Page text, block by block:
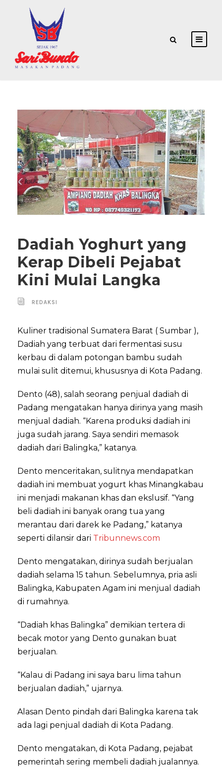
Dadiah Yoghurt yang
Kerap Dibeli Pejabat
Kini Mulai Langka
REDAKSI
Kuliner tradisional Sumatera Barat ( Sumbar ),
Dadiah yang terbuat dari fermentasi susu
kerbau di dalam potongan bambu sudah
mulai sulit ditemui, khususnya di Kota Padang.
Dento (48), salah seorang penjual dadiah di
Padang mengatakan hanya dirinya yang masih
menjual dadiah. “Karena produksi dadiah ini
juga sudah jarang. Saya sendiri memasok
dadiah dari Balingka,” katanya.
Dento menceritakan, sulitnya mendapatkan
dadiah ini membuat yogurt khas Minangkabau
ini menjadi makanan khas dan ekslusif. “Yang
beli dadiah ini banyak orang tua yang
merantau dari darek ke Padang,” katanya
seperti dilansir dari Tribunnews.com
Dento mengatakan, dirinya sudah berjualan
dadiah selama 15 tahun. Sebelumnya, pria asli
Balingka, Kabupaten Agam ini menjual dadiah
di rumahnya.
“Dadiah khas Balingka” demikian tertera di
becak motor yang Dento gunakan buat
berjualan.
“Kalau di Padang ini saya baru lima tahun
berjualan dadiah,” ujarnya.
Alasan Dento pindah dari Balingka karena tak
ada lagi penjual dadiah di Kota Padang.
Dento mengatakan, di Kota Padang, pejabat
pemerintah sering membeli dadiah jualannya.